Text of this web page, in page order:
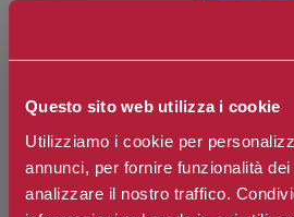
Questo sito web utilizza i cookie
Utilizziamo i cookie per
annunci, per fornire funzionalità
analizzare il nostro traffico.